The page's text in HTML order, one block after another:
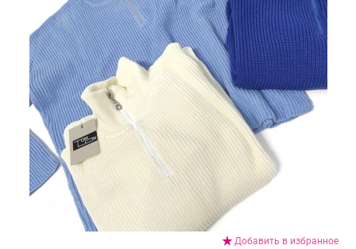
Добавить в избранное